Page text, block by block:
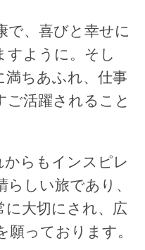
で、喜びと幸せに
すように。そし
満ちあふれ、仕事
ご活躍されること
らもインスピレ
しい旅であり、
に大切にされ、広
願っております。